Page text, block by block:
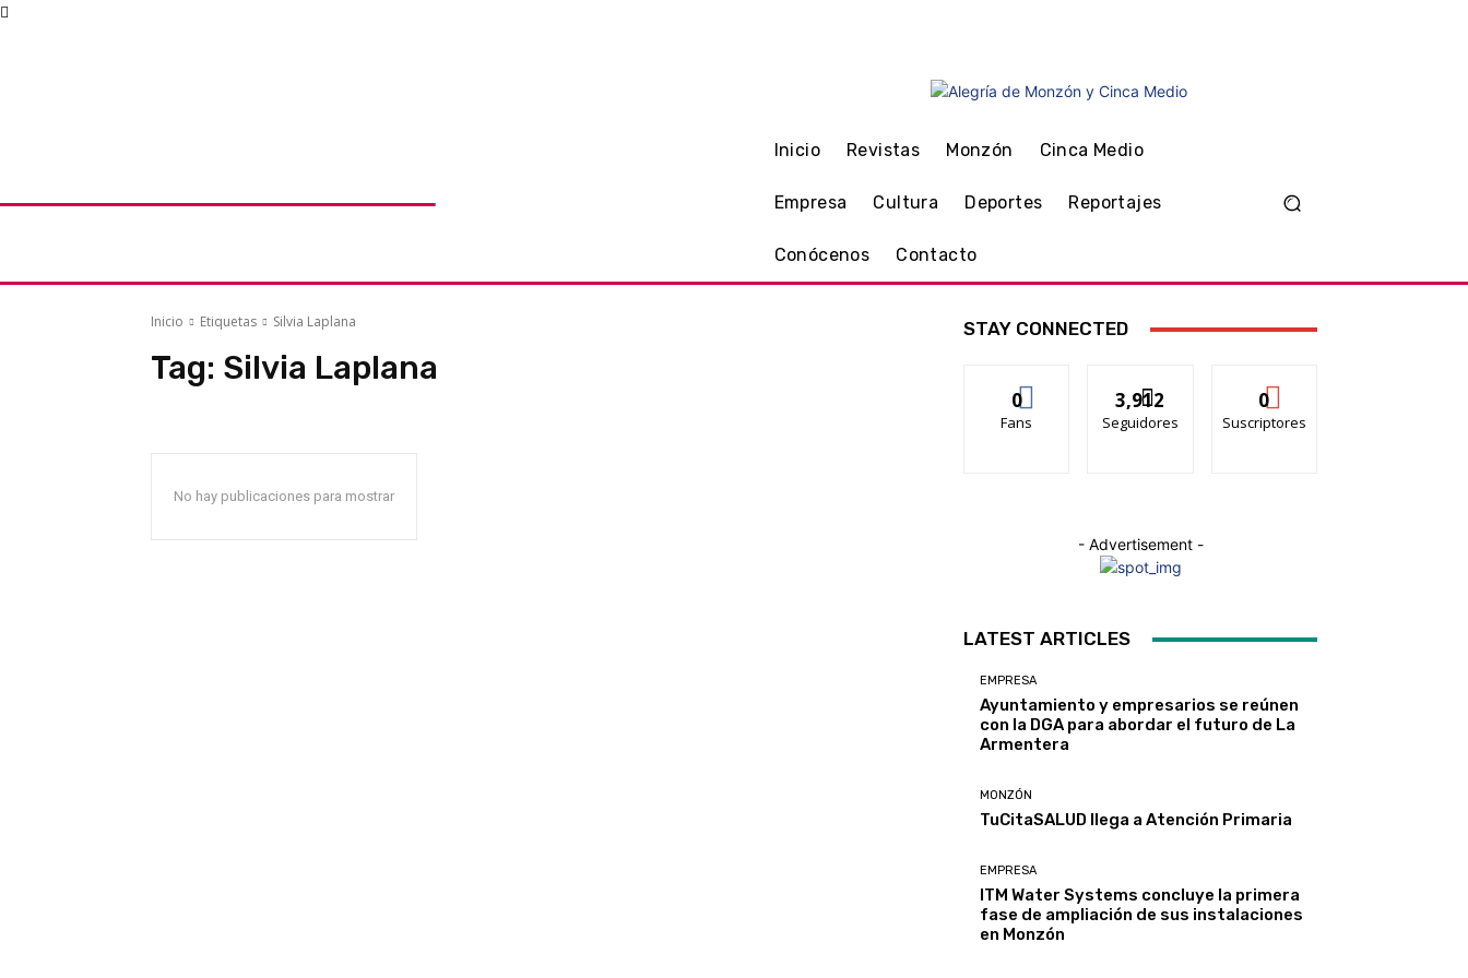
Inicio Revistas Monzón Cinca Medio
Empresa Cultura Deportes Reportajes
Conócenos Contacto
Inicio Etiquetas Silvia Laplana
Tag: Silvia Laplana
No hay publicaciones para mostrar
STAY CONNECTED
0
Fans
3,912
Seguidores
0
Suscriptores
- Advertisement -
LATEST ARTICLES
EMPRESA
Ayuntamiento y empresarios se reúnen
con la DGA para abordar el futuro de La
Armentera
MONZÓN
TuCitaSALUD llega a Atención Primaria
EMPRESA
ITM Water Systems concluye la primera
fase de ampliación de sus instalaciones
en Monzón